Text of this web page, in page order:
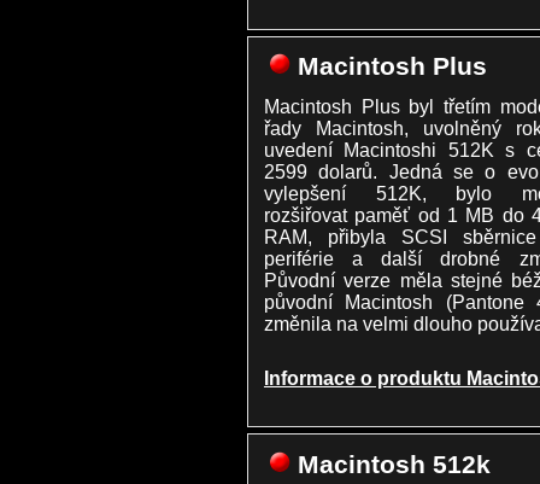
Macintosh Plus
Macintosh Plus byl třetím
řady Macintosh, uvolněný
uvedení Macintoshi 512K s
2599 dolarů. Jedná se o
vylepšení 512K, bylo
rozšiřovat paměť od 1 MB do
RAM, přibyla SCSI
periférie a další drobné
Původní verze měla stejné
původní Macintosh
změnila na velmi dlouho
Informace o produktu
Macintosh 512k